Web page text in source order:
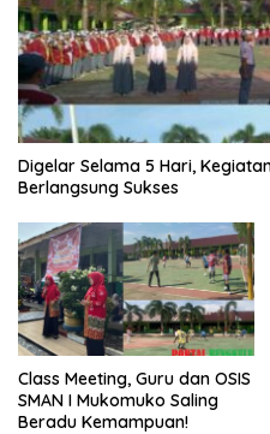
Digelar Selama 5 Hari,
Berlangsung Sukses
Class Meeting, Guru dan OSIS
SMAN I Mukomuko Saling
Beradu Kemampuan!